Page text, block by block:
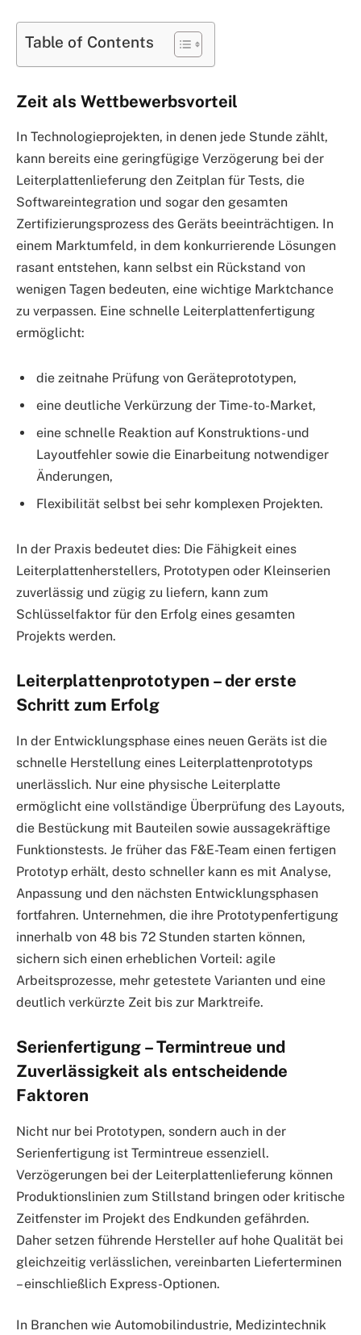
Table of Contents
Zeit als Wettbewerbsvorteil
In Technologieprojekten, in denen jede Stunde zählt,
kann bereits eine geringfügige Verzögerung bei der
Leiterplattenlieferung den Zeitplan für Tests, die
Softwareintegration und sogar den gesamten
Zertifizierungsprozess des Geräts beeinträchtigen. In
einem Marktumfeld, in dem konkurrierende Lösungen
rasant entstehen, kann selbst ein Rückstand von
wenigen Tagen bedeuten, eine wichtige Marktchance
zu verpassen. Eine schnelle Leiterplattenfertigung
ermöglicht:
die zeitnahe Prüfung von Geräteprototypen,
eine deutliche Verkürzung der Time-to-Market,
eine schnelle Reaktion auf Konstruktions- und
Layoutfehler sowie die Einarbeitung notwendiger
Änderungen,
Flexibilität selbst bei sehr komplexen Projekten.
In der Praxis bedeutet dies: Die Fähigkeit eines
Leiterplattenherstellers, Prototypen oder Kleinserien
zuverlässig und zügig zu liefern, kann zum
Schlüsselfaktor für den Erfolg eines gesamten
Projekts werden.
Leiterplattenprototypen – der erste
Schritt zum Erfolg
In der Entwicklungsphase eines neuen Geräts ist die
schnelle Herstellung eines Leiterplattenprototyps
unerlässlich. Nur eine physische Leiterplatte
ermöglicht eine vollständige Überprüfung des Layouts,
die Bestückung mit Bauteilen sowie aussagekräftige
Funktionstests. Je früher das F&E-Team einen fertigen
Prototyp erhält, desto schneller kann es mit Analyse,
Anpassung und den nächsten Entwicklungsphasen
fortfahren. Unternehmen, die ihre Prototypenfertigung
innerhalb von 48 bis 72 Stunden starten können,
sichern sich einen erheblichen Vorteil: agile
Arbeitsprozesse, mehr getestete Varianten und eine
deutlich verkürzte Zeit bis zur Marktreife.
Serienfertigung – Termintreue und
Zuverlässigkeit als entscheidende
Faktoren
Nicht nur bei Prototypen, sondern auch in der
Serienfertigung ist Termintreue essenziell.
Verzögerungen bei der Leiterplattenlieferung können
Produktionslinien zum Stillstand bringen oder kritische
Zeitfenster im Projekt des Endkunden gefährden.
Daher setzen führende Hersteller auf hohe Qualität bei
gleichzeitig verlässlichen, vereinbarten Lieferterminen
– einschließlich Express-Optionen.
In Branchen wie Automobilindustrie, Medizintechnik